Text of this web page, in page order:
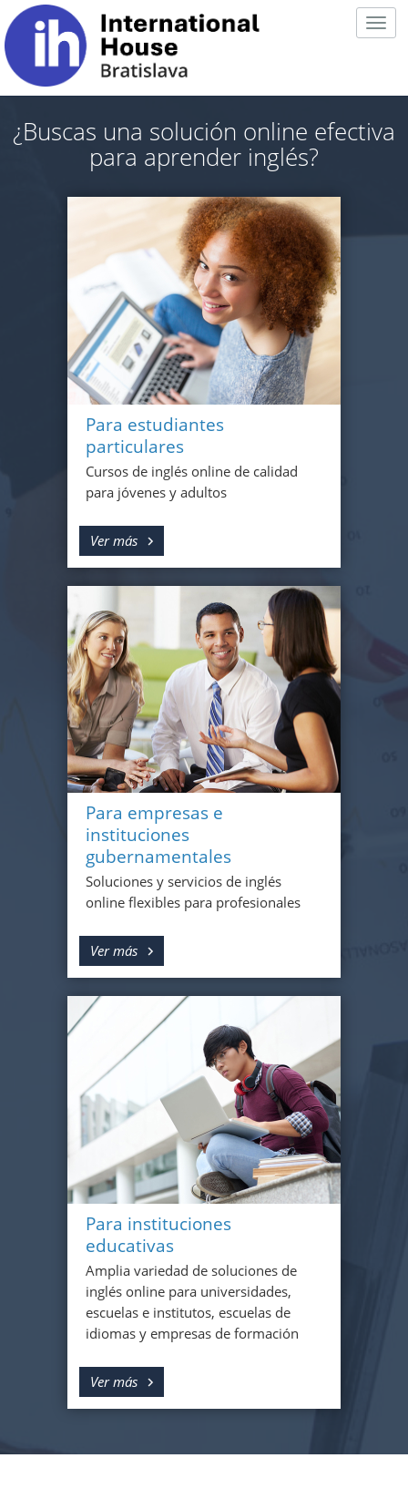
¿Buscas una solución online efectiva
para aprender inglés?
Para estudiantes
particulares
Cursos de inglés online de calidad
para jóvenes y adultos
Ver más
Para empresas e
instituciones
gubernamentales
Soluciones y servicios de inglés
online flexibles para profesionales
Ver más
Para instituciones
educativas
Amplia variedad de soluciones de
inglés online para universidades,
escuelas e institutos, escuelas de
idiomas y empresas de formación
Ver más